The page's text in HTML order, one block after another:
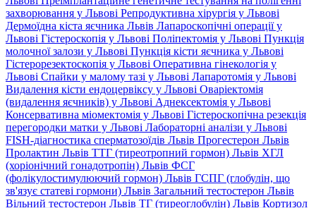
захворювання у Львові Репродуктивна хірургія у Львові
Дермоїдна кіста яєчника Львів Лапароскопічні операції у
Львові Гістероскопія у Львові Поліпектомія у Львові Пункція
молочної залози у Львові Пункція кісти яєчника у Львові
Гістерорезектоскопія у Львові Оперативна гінекологія у
Львові Спайки у малому тазі у Львові Лапаротомія у Львові
Видалення кісти ендоцервіксу у Львові Оваріектомія
(видалення яєчників) у Львові Аднексектомія у Львові
Консервативна міомектомія у Львові Гістероскопічна резекція
перегородки матки у Львові Лабораторні аналізи у Львові
FISH-діагностика сперматозоїдів Львів Прогестерон Львів
Пролактин Львів ТТГ (тиреотропний гормон) Львів ХГЛ
(хоріонічний гонадотропін) Львів ФСГ
(фолікулостимулюючий гормон) Львів ГСПГ (глобулін, що
зв'язує статеві гормони) Львів Загальний тестостерон Львів
Вільний тестостерон Львів ТГ (тиреоглобулін) Львів Кортизол